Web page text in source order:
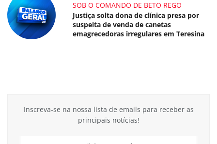
SOB O COMANDO DE BETO REGO
Justiça solta dona de clínica presa por
suspeita de venda de canetas
emagrecedoras irregulares em Teresina
Inscreva-se na nossa lista de emails para receber as
principais notícias!